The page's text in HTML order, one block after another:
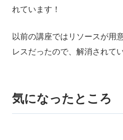
れています！
以前の講座ではリソースが用
レスだったので、解消されて
気になったところ